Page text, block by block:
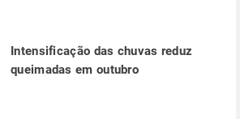
Intensificação das chuvas reduz
queimadas em outubro